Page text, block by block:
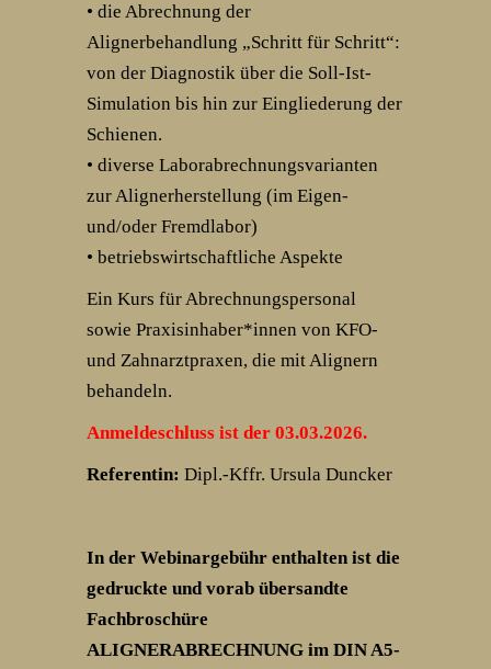
• die Abrechnung der
Alignerbehandlung „Schritt für Schritt“:
von der Diagnostik über die Soll-Ist-
Simulation bis hin zur Eingliederung der
Schienen.
• diverse Laborabrechnungsvarianten
zur Alignerherstellung (im Eigen-
und/oder Fremdlabor)
• betriebswirtschaftliche Aspekte
Ein Kurs für Abrechnungspersonal
sowie Praxisinhaber*innen von KFO-
und Zahnarztpraxen, die mit Alignern
behandeln.
Anmeldeschluss ist der 03.03.2026.
Referentin: Dipl.-Kffr. Ursula Duncker
In der Webinargebühr enthalten ist die
gedruckte und vorab übersandte
Fachbroschüre
ALIGNERABRECHNUNG im DIN A5-